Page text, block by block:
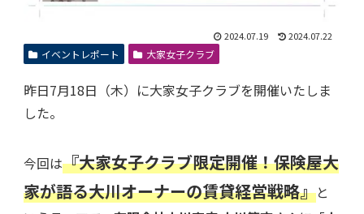
2024.07.19 2024.07.22
イベントレポート 大家女子クラブ
昨日7月18日（木）に大家女子クラブを開催いたしま
した。
今回は『大家女子クラブ限定開催！保険屋大
家が語る大川オーナーの賃貸経営戦略』と